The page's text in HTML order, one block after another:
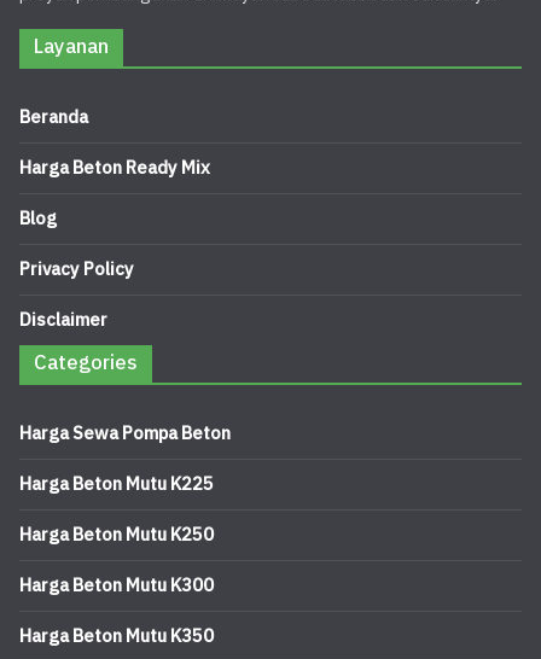
Layanan
Beranda
Harga Beton Ready Mix
Blog
Privacy Policy
Disclaimer
Categories
Harga Sewa Pompa Beton
Harga Beton Mutu K225
Harga Beton Mutu K250
Harga Beton Mutu K300
Harga Beton Mutu K350